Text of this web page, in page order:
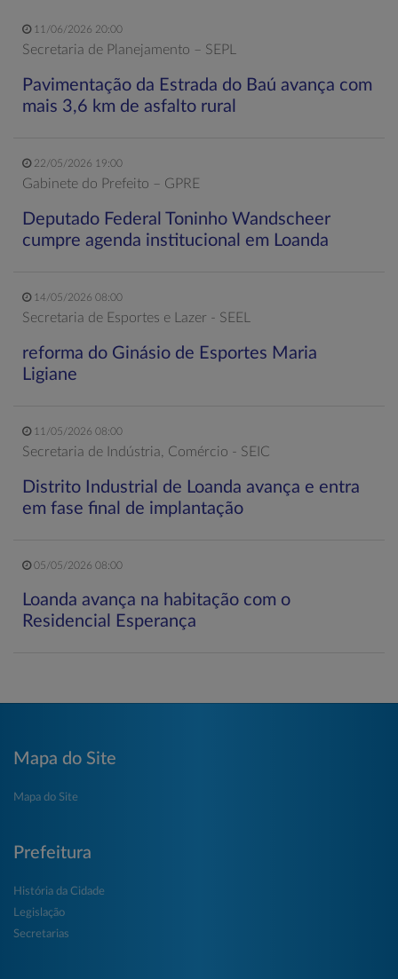
11/06/2026 20:00
Secretaria de Planejamento – SEPL
Pavimentação da Estrada do Baú avança com
mais 3,6 km de asfalto rural
22/05/2026 19:00
Gabinete do Prefeito – GPRE
Deputado Federal Toninho Wandscheer
cumpre agenda institucional em Loanda
14/05/2026 08:00
Secretaria de Esportes e Lazer - SEEL
reforma do Ginásio de Esportes Maria
Ligiane
11/05/2026 08:00
Secretaria de Indústria, Comércio - SEIC
Distrito Industrial de Loanda avança e entra
em fase final de implantação
05/05/2026 08:00
Loanda avança na habitação com o
Residencial Esperança
Mapa do Site
Mapa do Site
Prefeitura
História da Cidade
Legislação
Secretarias